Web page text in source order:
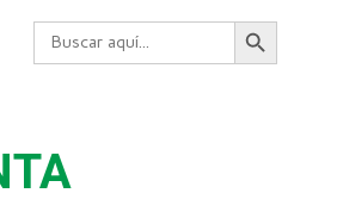
Buscar: Botón de búsqueda